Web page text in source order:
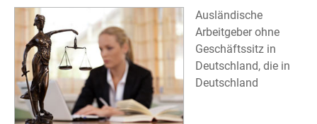
Ausländische
Arbeitgeber ohne
Geschäftssitz in
Deutschland, die in
Deutschland